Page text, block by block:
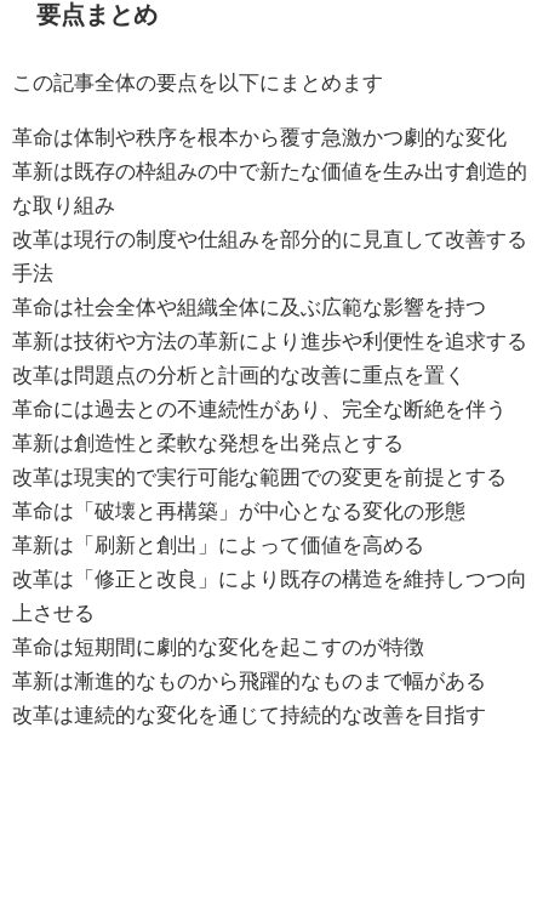
要点まとめ
この記事全体の要点を以下にまとめます
革命は体制や秩序を根本から覆す急激かつ劇的な変化
革新は既存の枠組みの中で新たな価値を生み出す創造的
な取り組み
改革は現行の制度や仕組みを部分的に見直して改善する
手法
革命は社会全体や組織全体に及ぶ広範な影響を持つ
革新は技術や方法の革新により進歩や利便性を追求する
改革は問題点の分析と計画的な改善に重点を置く
革命には過去との不連続性があり、完全な断絶を伴う
革新は創造性と柔軟な発想を出発点とする
改革は現実的で実行可能な範囲での変更を前提とする
革命は「破壊と再構築」が中心となる変化の形態
革新は「刷新と創出」によって価値を高める
改革は「修正と改良」により既存の構造を維持しつつ向
上させる
革命は短期間に劇的な変化を起こすのが特徴
革新は漸進的なものから飛躍的なものまで幅がある
改革は連続的な変化を通じて持続的な改善を目指す